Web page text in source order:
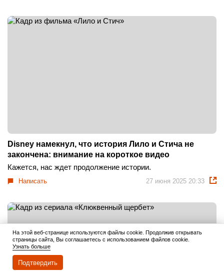
Disney намекнул, что история Лило и Стича не
закончена: внимание на короткое видео
Кажется, нас ждет продолжение истории.
Написать 27 июня 2025 20:33
На этой веб-странице используются файлы cookie. Продолжив открывать
страницы сайта, Вы соглашаетесь с использованием файлов cookie.
Узнать больше
Подтвердить